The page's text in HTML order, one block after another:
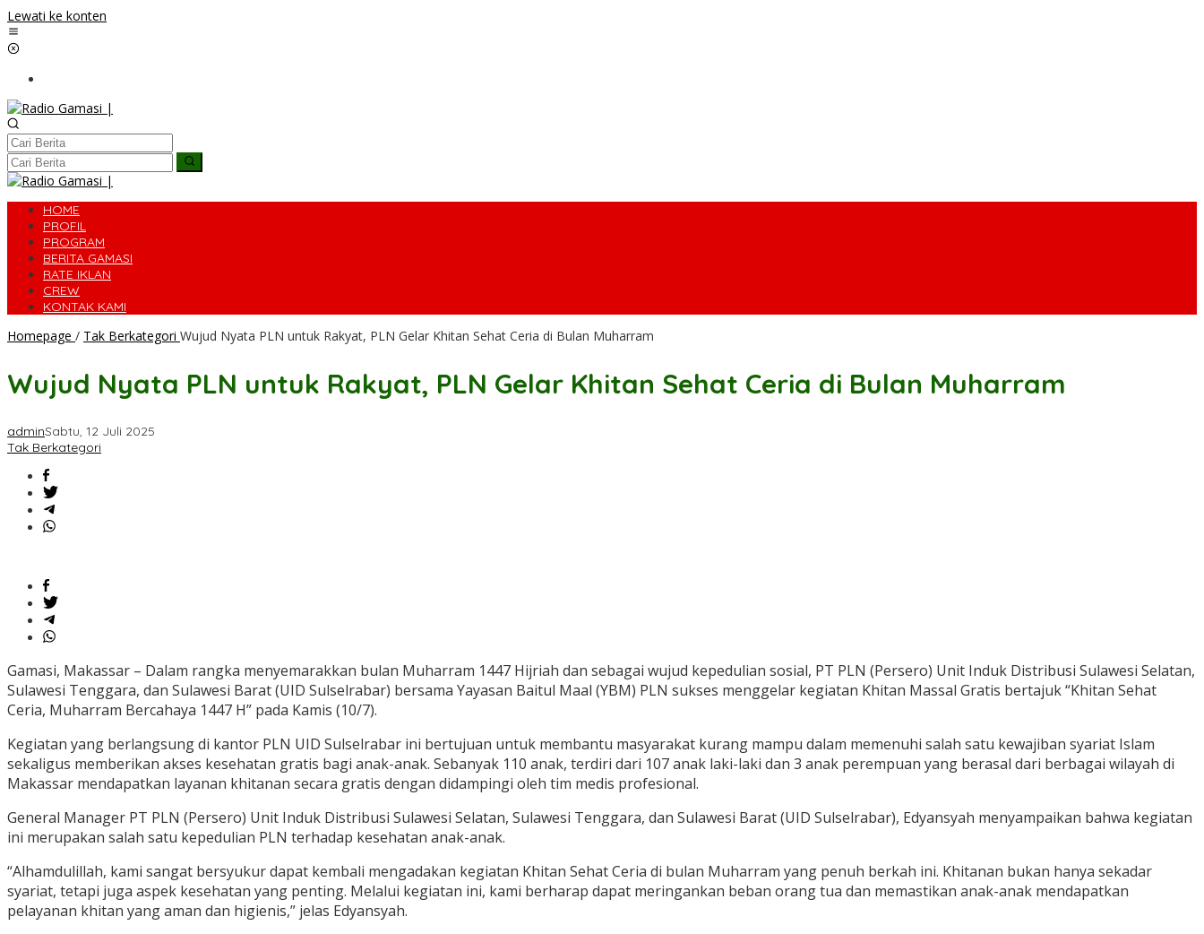
Lewati ke konten
HOME
PROFIL
PROGRAM
BERITA GAMASI
RATE IKLAN
CREW
KONTAK KAMI
Homepage / Tak Berkategori Wujud Nyata PLN untuk Rakyat, PLN Gelar Khitan Sehat Ceria di Bulan Muharram
Wujud Nyata PLN untuk Rakyat, PLN Gelar Khitan Sehat Ceria di Bulan Muharram
adminSabtu, 12 Juli 2025
Tak Berkategori
Gamasi, Makassar – Dalam rangka menyemarakkan bulan Muharram 1447 Hijriah dan sebagai wujud kepedulian sosial, PT PLN (Persero) Unit Induk Distribusi Sulawesi Selatan,
Sulawesi Tenggara, dan Sulawesi Barat (UID Sulselrabar) bersama Yayasan Baitul Maal (YBM) PLN sukses menggelar kegiatan Khitan Massal Gratis bertajuk “Khitan Sehat
Ceria, Muharram Bercahaya 1447 H” pada Kamis (10/7).
Kegiatan yang berlangsung di kantor PLN UID Sulselrabar ini bertujuan untuk membantu masyarakat kurang mampu dalam memenuhi salah satu kewajiban syariat Islam
sekaligus memberikan akses kesehatan gratis bagi anak-anak. Sebanyak 110 anak, terdiri dari 107 anak laki-laki dan 3 anak perempuan yang berasal dari berbagai wilayah di
Makassar mendapatkan layanan khitanan secara gratis dengan didampingi oleh tim medis profesional.
General Manager PT PLN (Persero) Unit Induk Distribusi Sulawesi Selatan, Sulawesi Tenggara, dan Sulawesi Barat (UID Sulselrabar), Edyansyah menyampaikan bahwa kegiatan
ini merupakan salah satu kepedulian PLN terhadap kesehatan anak-anak.
“Alhamdulillah, kami sangat bersyukur dapat kembali mengadakan kegiatan Khitan Sehat Ceria di bulan Muharram yang penuh berkah ini. Khitanan bukan hanya sekadar
syariat, tetapi juga aspek kesehatan yang penting. Melalui kegiatan ini, kami berharap dapat meringankan beban orang tua dan memastikan anak-anak mendapatkan
pelayanan khitan yang aman dan higienis,” jelas Edyansyah.